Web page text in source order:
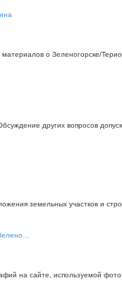
о Зеленогорске/
других вопросов
земельных участков и
на сайте, используемой